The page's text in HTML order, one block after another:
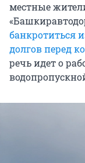
местные
банкротиться
долгов перед
речь идет о